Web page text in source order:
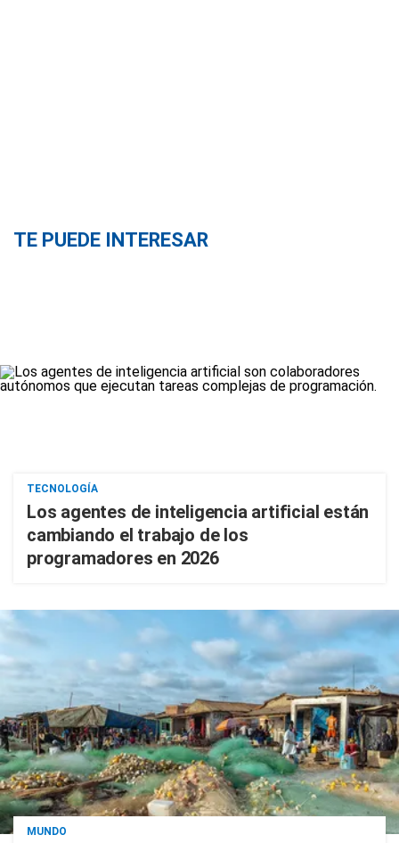
TE PUEDE INTERESAR
TECNOLOGÍA
Los agentes de inteligencia artificial están
cambiando el trabajo de los
programadores en 2026
MUNDO